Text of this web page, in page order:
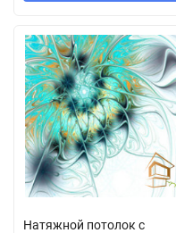
Натяжной потолок с